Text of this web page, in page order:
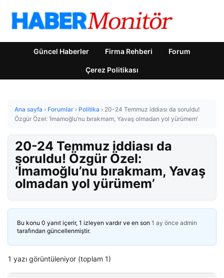
Güncel Haberler Firma Rehberi Forum
Çerez Politikası
Ana sayfa › Forumlar › Politika › 20-24 Temmuz iddiası da soruldu!
Özgür Özel: ‘İmamoğlu’nu bırakmam, Yavaş olmadan yol yürümem’
20-24 Temmuz iddiası da
soruldu! Özgür Özel:
‘İmamoğlu’nu bırakmam, Yavaş
olmadan yol yürümem’
Bu konu 0 yanıt içerir, 1 izleyen vardır ve en son 1 ay önce admin
tarafından güncellenmiştir.
1 yazı görüntüleniyor (toplam 1)